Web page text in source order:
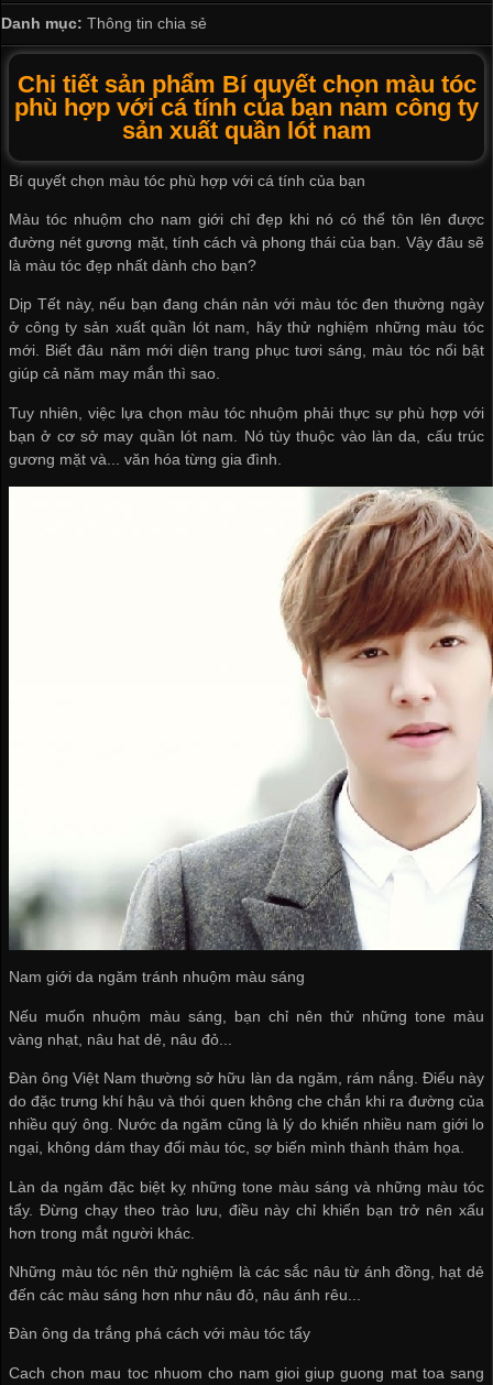
Danh mục: Thông tin chia sẻ
Chi tiết sản phẩm Bí quyết chọn màu tóc
phù hợp với cá tính của bạn nam công ty
sản xuất quần lót nam
Bí quyết chọn màu tóc phù hợp với cá tính của bạn
Màu tóc nhuộm cho nam giới chỉ đẹp khi nó có thể tôn lên được
đường nét gương mặt, tính cách và phong thái của bạn. Vậy đâu sẽ
là màu tóc đẹp nhất dành cho bạn?
Dịp Tết này, nếu bạn đang chán nản với màu tóc đen thường ngày
ở công ty sản xuất quần lót nam, hãy thử nghiệm những màu tóc
mới. Biết đâu năm mới diện trang phục tươi sáng, màu tóc nổi bật
giúp cả năm may mắn thì sao.
Tuy nhiên, việc lựa chọn màu tóc nhuộm phải thực sự phù hợp với
bạn ở cơ sở may quần lót nam . Nó tùy thuộc vào làn da, cấu trúc
gương mặt và... văn hóa từng gia đình.
Nam giới da ngăm tránh nhuộm màu sáng
Nếu muốn nhuộm màu sáng, bạn chỉ nên thử những tone màu
vàng nhạt, nâu hat dẻ, nâu đỏ...
Đàn ông Việt Nam thường sở hữu làn da ngăm, rám nắng. Điểu này
do đặc trưng khí hậu và thói quen không che chắn khi ra đường của
nhiều quý ông. Nước da ngăm cũng là lý do khiến nhiều nam giới lo
ngại, không dám thay đổi màu tóc, sợ biến mình thành thảm họa.
Làn da ngăm đặc biệt kỵ những tone màu sáng và những màu tóc
tẩy. Đừng chạy theo trào lưu, điều này chỉ khiến bạn trở nên xấu
hơn trong mắt người khác.
Những màu tóc nên thử nghiệm là các sắc nâu từ ánh đồng, hạt dẻ
đến các màu sáng hơn như nâu đỏ, nâu ánh rêu...
Đàn ông da trắng phá cách với màu tóc tẩy
Cach chon mau toc nhuom cho nam gioi giup guong mat toa sang